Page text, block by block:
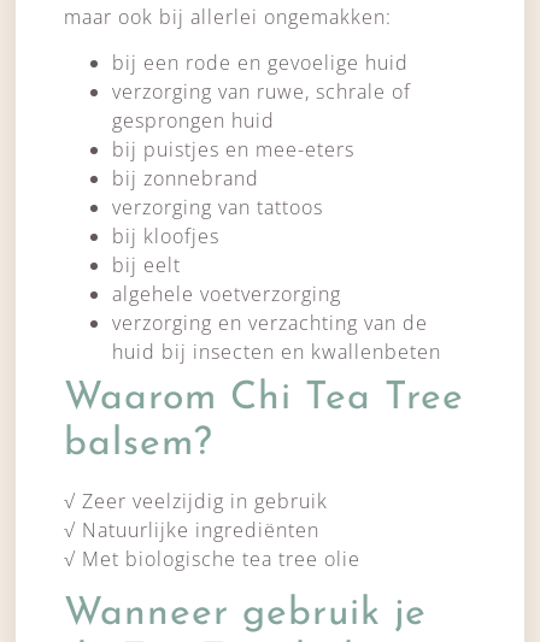
maar ook bij allerlei ongemakken:
bij een rode en gevoelige huid
verzorging van ruwe, schrale of
gesprongen huid
bij puistjes en mee-eters
bij zonnebrand
verzorging van tattoos
bij kloofjes
bij eelt
algehele voetverzorging
verzorging en verzachting van de
huid bij insecten en kwallenbeten
Waarom Chi Tea Tree
balsem?
√ Zeer veelzijdig in gebruik
√ Natuurlijke ingrediënten
√ Met biologische tea tree olie
Wanneer gebruik je